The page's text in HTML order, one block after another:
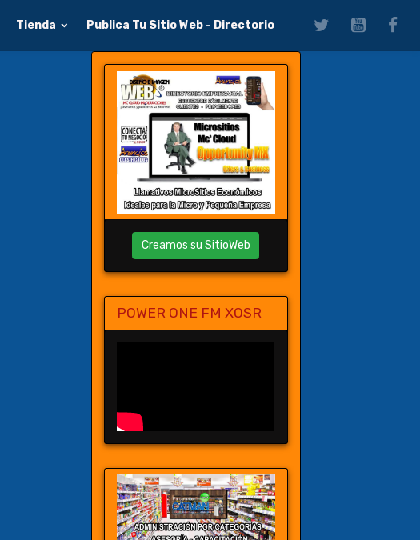
Tienda Publica Tu Sitio Web - Directorio
Creamos su SitioWeb
POWER ONE FM XOSR